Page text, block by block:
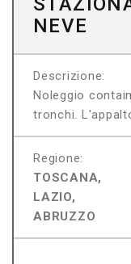
NEVE
Descrizione:
Noleggio
tronchi.
Regione:
TOSCANA,
LAZIO,
ABRUZZO